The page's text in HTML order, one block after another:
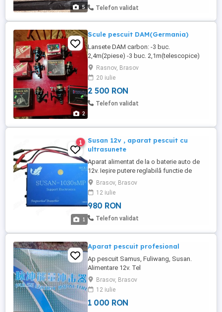
5 Telefon validat
2
Scule pescuit DAM(Germania)
Lansete DAM carbon: -3 buc.
2,4m(2piese) -3 buc. 2,1m(telescopice)
-1buc. 2,1m(2piese) -1buc. 3m Baracuda
telescopic -2buc. lansete 2.1mJapan
telescopic -Mulinete Dam, 6pcs, cf. foto -
Minciuna telescopic, rucsac, suporți ,
diverse accesorii...
Rasnov, Brasov
20 iulie
2 500 RON
Telefon validat
1
1
Susan 12v , aparat pescuit cu
ultrasunete
Aparat alimentat de la o baterie auto de
12v. Ieșire putere reglabilă functie de
necesități. Tel .
Brasov, Brasov
12 iulie
980 RON
Telefon validat
Aparat pescuit profesional
Ap pescuit Samus, Fuliwang, Susan.
Alimentare 12v. Tel
Brasov, Brasov
12 iulie
1 000 RON